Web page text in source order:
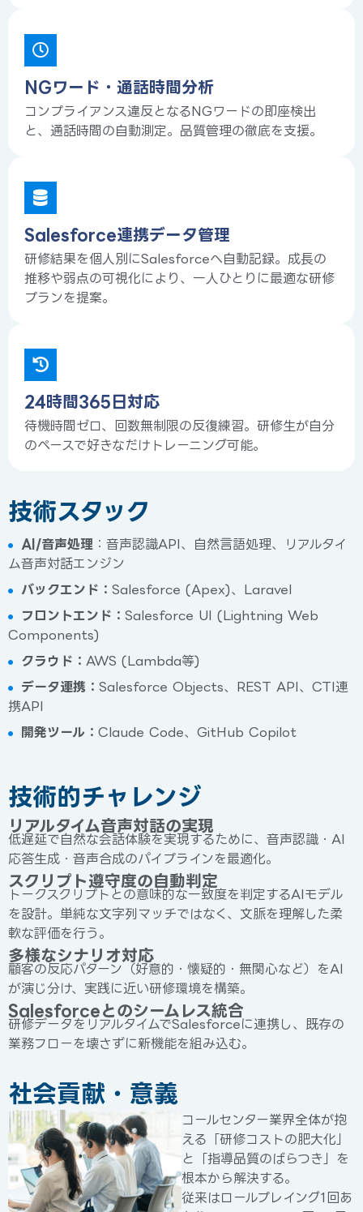
NGワード・通話時間分析
コンプライアンス違反となるNGワードの即座検出
と、通話時間の自動測定。品質管理の徹底を支援。
Salesforce連携データ管理
研修結果を個人別にSalesforceへ自動記録。成長の
推移や弱点の可視化により、一人ひとりに最適な研修
プランを提案。
24時間365日対応
待機時間ゼロ、回数無制限の反復練習。研修生が自分
のペースで好きなだけトレーニング可能。
技術スタック
AI/音声処理 ：音声認識API、自然言語処理、リアルタイ
ム音声対話エンジン
バックエンド： Salesforce (Apex)、Laravel
フロントエンド： Salesforce UI (Lightning Web
Components)
クラウド： AWS (Lambda等)
データ連携： Salesforce Objects、REST API、CTI連
携API
開発ツール： Claude Code、GitHub Copilot
技術的チャレンジ
リアルタイム音声対話の実現
低遅延で自然な会話体験を実現するために、音声認識・AI
応答生成・音声合成のパイプラインを最適化。
スクリプト遵守度の自動判定
トークスクリプトとの意味的な一致度を判定するAIモデル
を設計。単純な文字列マッチではなく、文脈を理解した柔
軟な評価を行う。
多様なシナリオ対応
顧客の反応パターン（好意的・懐疑的・無関心など）をAI
が演じ分け、実践に近い研修環境を構築。
Salesforceとのシームレス統合
研修データをリアルタイムでSalesforceに連携し、既存の
業務フローを壊さずに新機能を組み込む。
社会貢献・意義
コールセンター業界全体が抱
える「研修コストの肥大化」
と「指導品質のばらつき」を
根本から解決する。
従来はロールプレイング1回あ